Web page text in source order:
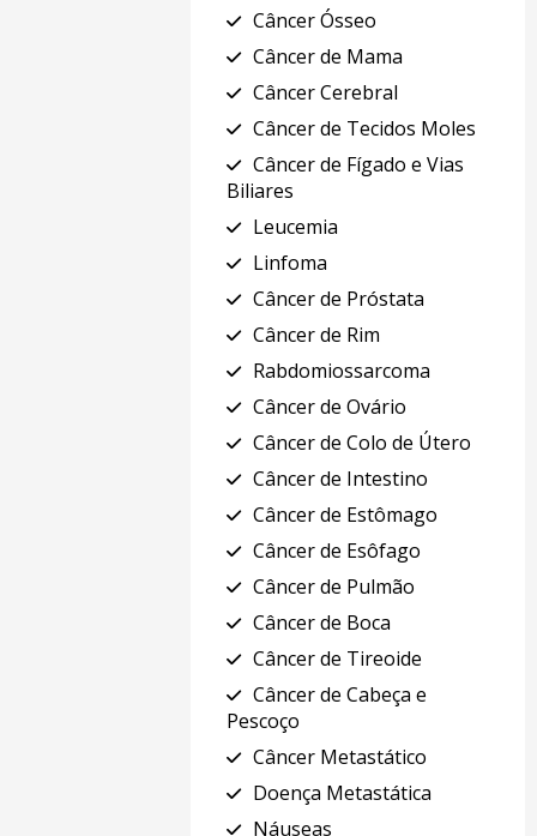
Câncer Ósseo
Câncer de Mama
Câncer Cerebral
Câncer de Tecidos Moles
Câncer de Fígado e Vias
Biliares
Leucemia
Linfoma
Câncer de Próstata
Câncer de Rim
Rabdomiossarcoma
Câncer de Ovário
Câncer de Colo de Útero
Câncer de Intestino
Câncer de Estômago
Câncer de Esôfago
Câncer de Pulmão
Câncer de Boca
Câncer de Tireoide
Câncer de Cabeça e
Pescoço
Câncer Metastático
Doença Metastática
Náuseas